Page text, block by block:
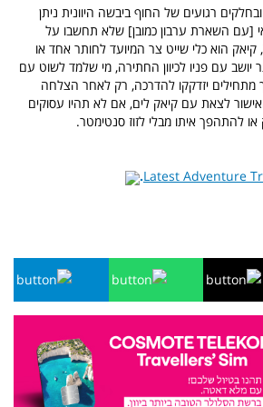
רגועים של החוף ביבשה היוונית ניתן
[עם השארת ערבון כמובן] שלא תחשבו על
הוא כלי שייט צר המיועד לחותר אחד או
עם פניו לכיוון החתירה, מי שלמד לשוט עם
מתחילים יזדקקו להדרכה, רק לאחר הצלחה
לצאת עם קיאק לים, אם לא תהיו עסוקים
או להתהפך איתו מבלי לזוז סנטימטר.
Latest Adventure
.